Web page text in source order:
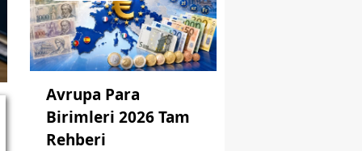
Avrupa Para
Birimleri 2026 Tam
Rehberi